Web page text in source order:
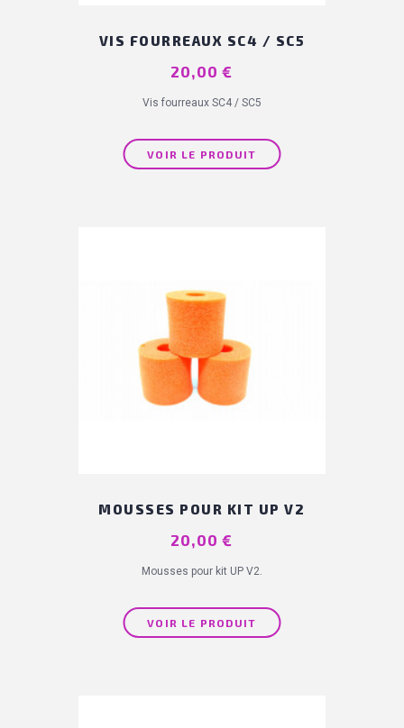
VIS FOURREAUX SC4 / SC5
Prix
20,00 €
Vis fourreaux SC4 / SC5
VOIR LE PRODUIT
MOUSSES POUR KIT UP V2
Prix
20,00 €
Mousses pour kit UP V2.
VOIR LE PRODUIT